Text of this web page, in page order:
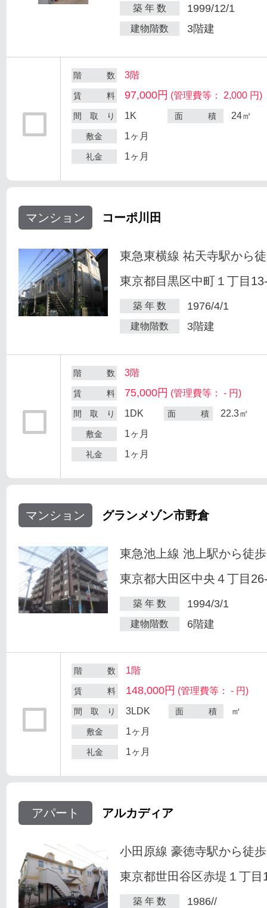
築 年 数 1999/12/1
建物階数 3階建
階 数 3階
賃 料 97,000円 (管理費等： 2,000 円)
間 取 り 1K 面 積 24㎡
敷金 1ヶ月
礼金 1ヶ月
マンション コーポ川田
東急東横線 祐天寺駅から
東京都目黒区中町１丁目
築 年 数 1976/4/1
建物階数 3階建
階 数 3階
賃 料 75,000円 (管理費等： - 円)
間 取 り 1DK 面 積 22.3㎡
敷金 1ヶ月
礼金 1ヶ月
マンション グランメゾン市野倉
東急池上線 池上駅から徒
東京都大田区中央４丁目
築 年 数 1994/3/1
建物階数 6階建
階 数 1階
賃 料 148,000円 (管理費等： - 円)
間 取 り 3LDK 面 積 ㎡
敷金 1ヶ月
礼金 1ヶ月
アパート アルカディア
小田原線 豪徳寺駅から徒
東京都世田谷区赤堤１丁目
築 年 数 1986//